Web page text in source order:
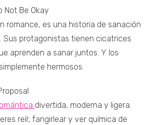
Not Be Okay
romance, es una historia de sanación
Sus protagonistas tienen cicatrices
aprenden a sanar juntos. Y los
hermosos.
divertida, moderna y ligera.
reír, fangirlear y ver química de